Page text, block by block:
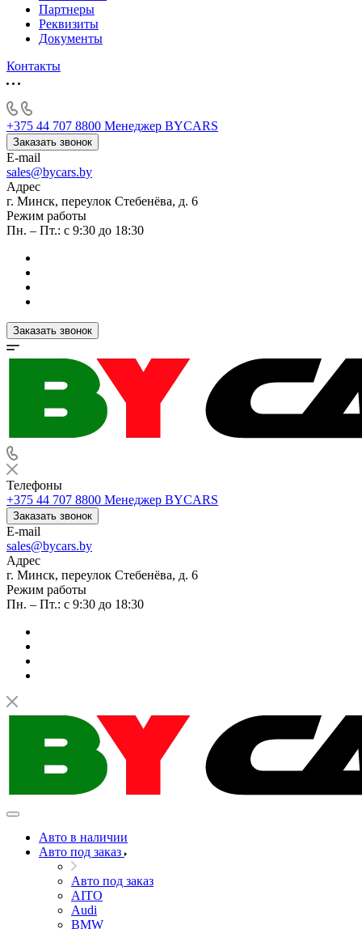
Партнеры
Реквизиты
Документы
Контакты
+375 44 707 8800 Менеджер BYCARS
Заказать звонок
E-mail
sales@bycars.by
Адрес
г. Минск, переулок Стебенёва, д. 6
Режим работы
Пн. – Пт.: с 9:30 до 18:30
Заказать звонок
Телефоны
+375 44 707 8800 Менеджер BYCARS
Заказать звонок
E-mail
sales@bycars.by
Адрес
г. Минск, переулок Стебенёва, д. 6
Режим работы
Пн. – Пт.: с 9:30 до 18:30
Авто в наличии
Авто под заказ
Авто под заказ
AITO
Audi
BMW